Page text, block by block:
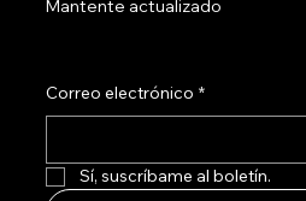
Mantente actualizado
Correo electrónico *
Sí, suscríbame al boletín.